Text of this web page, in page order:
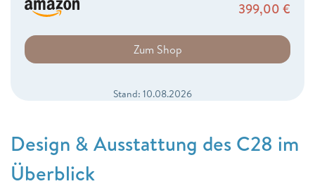
399,00 €
Zum Shop
Stand: 10.08.2026
Design & Ausstattung des C28 im
Überblick